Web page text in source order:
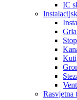
IC
Rasvjetna